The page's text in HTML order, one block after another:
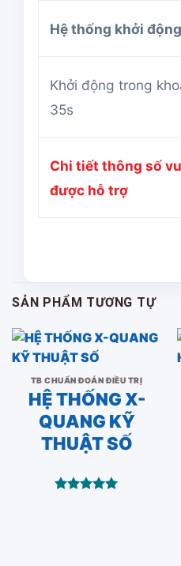
Hệ thống khởi động
Khởi động trong
35s
Chi tiết thông số
được hỗ trợ
SẢN PHẨM TƯƠNG TỰ
TB CHUẨN ĐOÁN ĐIỀU TRỊ
HỆ THỐNG X-
QUANG KỸ
THUẬT SỐ